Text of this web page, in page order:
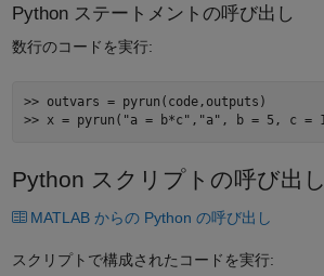
Python ステートメントの呼び出し
数行のコードを実行:
>> outvars = pyrun(code,outputs)
Python スクリプトの呼び出し
MATLAB からの Python の呼び出し
スクリプトで構成されたコードを実行: